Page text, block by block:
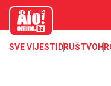
aloonline.b
SVE VIJESTI DRUŠTVO